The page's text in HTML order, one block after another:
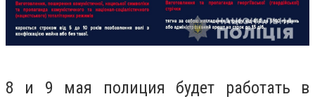
8 и 9 мая полиция будет работать в